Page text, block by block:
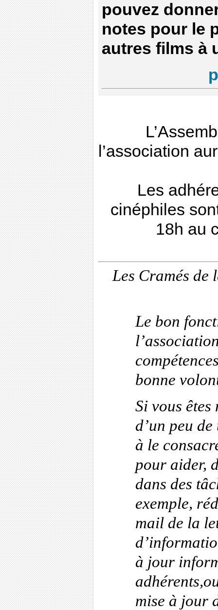
pouvez
notes pour le
autres films à
l’association
Les
cinéphiles
18h au
Les Cramés de
Le bon
bonne
Si vous êtes
d’un peu
à le
pour aider,
dans des
exemple,
mail de la
à jour
mise à jour